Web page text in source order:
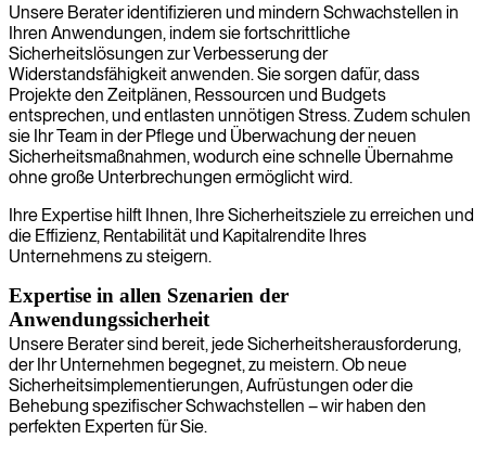
Unsere Berater identifizieren und mindern Schwachstellen in
Ihren Anwendungen, indem sie fortschrittliche
Sicherheitslösungen zur Verbesserung der
Widerstandsfähigkeit anwenden. Sie sorgen dafür, dass
Projekte den Zeitplänen, Ressourcen und Budgets
entsprechen, und entlasten unnötigen Stress. Zudem schulen
sie Ihr Team in der Pflege und Überwachung der neuen
Sicherheitsmaßnahmen, wodurch eine schnelle Übernahme
ohne große Unterbrechungen ermöglicht wird.
Ihre Expertise hilft Ihnen, Ihre Sicherheitsziele zu erreichen und
die Effizienz, Rentabilität und Kapitalrendite Ihres
Unternehmens zu steigern.
Expertise in allen Szenarien der
Anwendungssicherheit
Unsere Berater sind bereit, jede Sicherheitsherausforderung,
der Ihr Unternehmen begegnet, zu meistern. Ob neue
Sicherheitsimplementierungen, Aufrüstungen oder die
Behebung spezifischer Schwachstellen – wir haben den
perfekten Experten für Sie.